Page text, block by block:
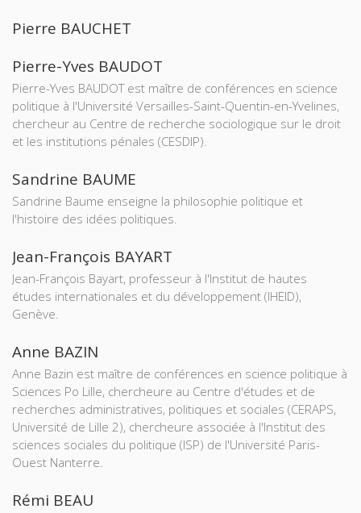
Pierre BAUCHET
Pierre-Yves BAUDOT
Pierre-Yves BAUDOT est maître de conférences en science
politique à l'Université Versailles-Saint-Quentin-en-Yvelines,
chercheur au Centre de recherche sociologique sur le droit
et les institutions pénales (CESDIP).
Sandrine BAUME
Sandrine Baume enseigne la philosophie politique et
l'histoire des idées politiques.
Jean-François BAYART
Jean-François Bayart, professeur à l'Institut de hautes
études internationales et du développement (IHEID),
Genève.
Anne BAZIN
Anne Bazin est maître de conférences en science politique à
Sciences Po Lille, chercheure au Centre d'études et de
recherches administratives, politiques et sociales (CERAPS,
Université de Lille 2), chercheure associée à l'Institut des
sciences sociales du politique (ISP) de l'Université Paris-
Ouest Nanterre.
Rémi BEAU